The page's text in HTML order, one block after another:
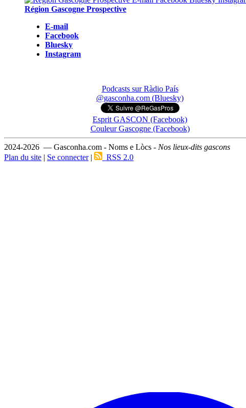
Région Gascogne Prospective
E-mail
Facebook
Bluesky
Instagram
Podcasts sur Ràdio País
@gasconha.com (Bluesky)
Esprit GASCON (Facebook)
Couleur Gascogne (Facebook)
2024-2026 — Gasconha.com - Noms e Lòcs - Nos lieux-dits gascons
Plan du site | Se connecter| RSS 2.0